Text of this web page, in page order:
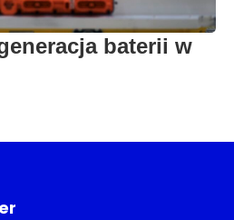
baterii w